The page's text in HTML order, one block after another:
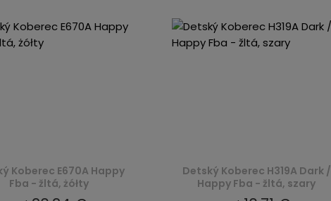
Koberec E670A Happy
Fba - žltá, żółty
Detský Koberec H319A Dark /
Happy Fba - žltá, szary